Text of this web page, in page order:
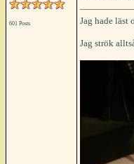
601 Posts Jag hade läst
Jag strök